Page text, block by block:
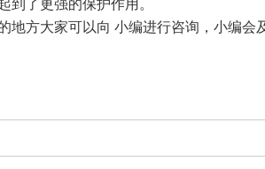
方大家可以向 小编进行咨询，小编会